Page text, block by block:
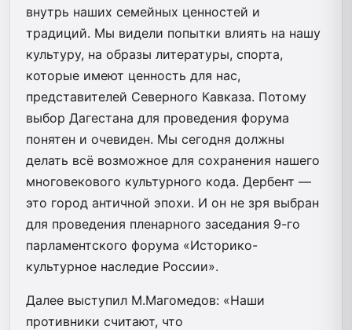
внутрь наших семейных ценностей и
традиций. Мы видели попытки влиять на нашу
культуру, на образы литературы, спорта,
которые имеют ценность для нас,
представителей Северного Кавказа. Потому
выбор Дагестана для проведения форума
понятен и очевиден. Мы сегодня должны
делать всё возможное для сохранения нашего
многовекового культурного кода. Дербент —
это город античной эпохи. И он не зря выбран
для проведения пленарного заседания 9-го
парламентского форума «Историко-
культурное наследие России».
Далее выступил М.Магомедов: «Наши
противники считают, что